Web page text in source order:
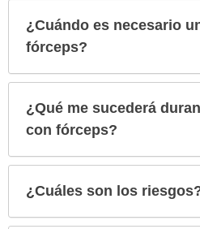
¿Cuándo es necesario
fórceps?
¿Qué me sucederá
con fórceps?
¿Cuáles son los